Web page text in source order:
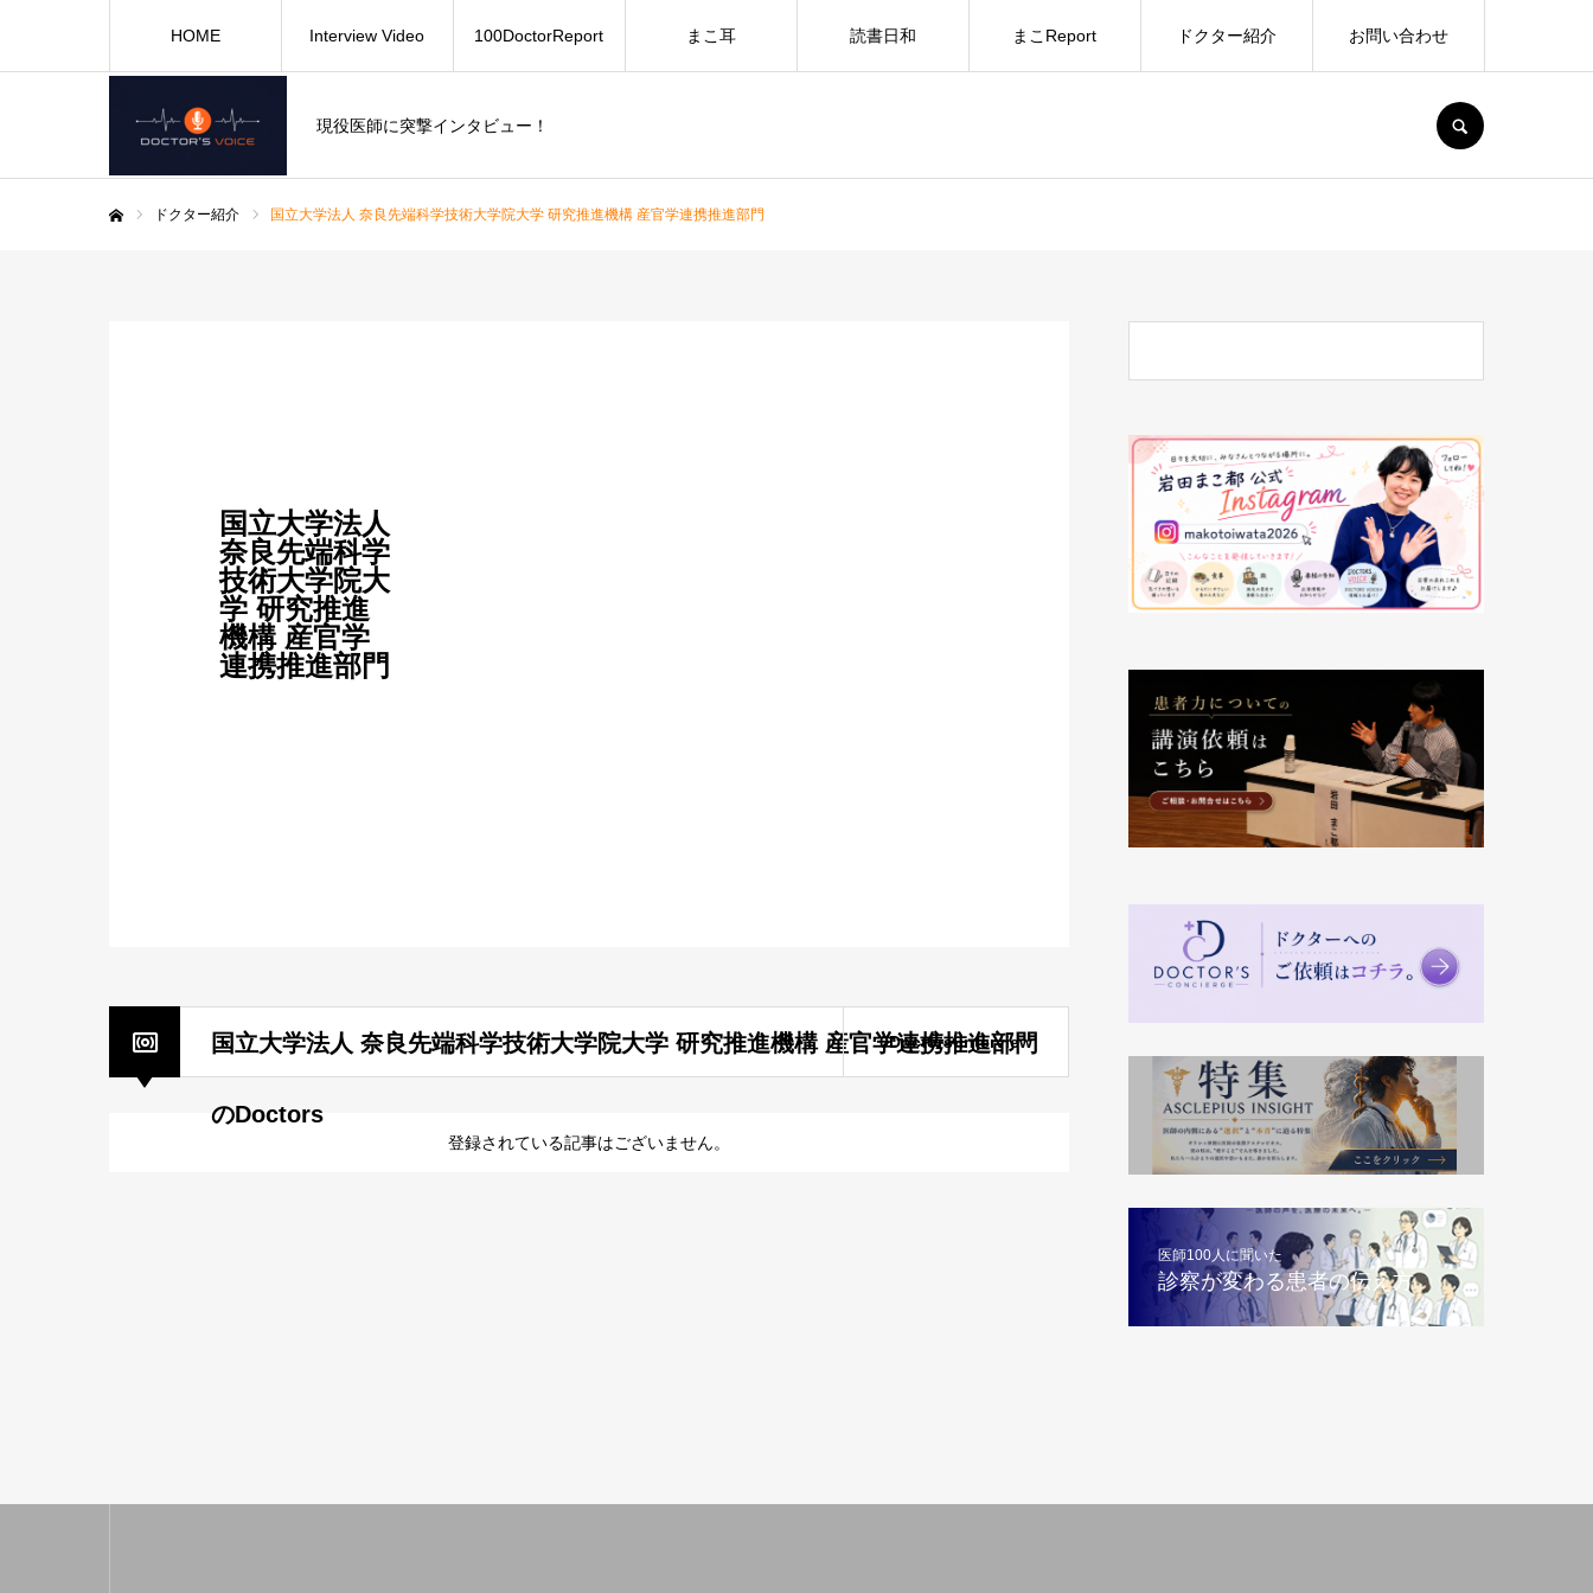
現役医師に突撃インタビュー！
HOME Interview Video 100DoctorReport まこ耳 読書日和 まこReport ドクター紹介 お問い合わせ
ドクター紹介 国立大学法人 奈良先端科学技術大学院大学 研究推進機構 産官学連携推進部門
国立大学法人
奈良先端科学
技術大学院大
学 研究推進
機構 産官学
連携推進部門
国立大学法人 奈良先端科学技術大学院大学 研究推進機構 産官学連携推進部門
のDoctors
0Doctors-interview
登録されている記事はございません。
医師100人に聞いた
診察が変わる患者の伝え方